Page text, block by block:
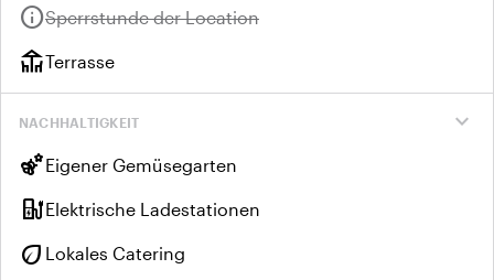
infoNicht verfügbar:
Sperrstunde der Location
deckTerrasse
expand_more
NACHHALTIGKEIT
emoji_natureEigener Gemüsegarten
ev_chargerElektrische Ladestationen
eco Lokales Catering